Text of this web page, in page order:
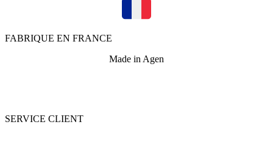
FABRIQUE EN FRANCE
Made in Agen
SERVICE CLIENT